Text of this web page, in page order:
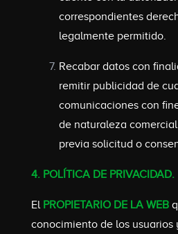
correspondientes
legalmente permitido.
Recabar datos con
remitir publicidad de
comunicaciones con
de naturaleza
previa solicitud o
4. POLÍTICA DE PRIVACIDAD.
El PROPIETARIO DE LA WEB
conocimiento de los usuarios